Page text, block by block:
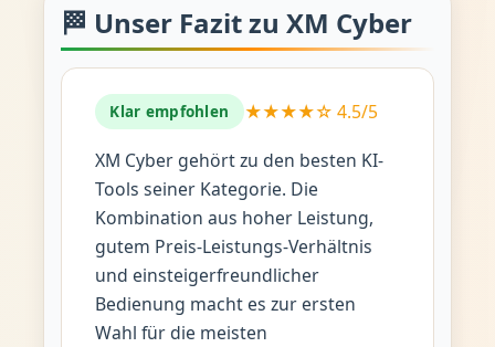
🏁 Unser Fazit zu XM Cyber
Klar empfohlen ★★★★☆ 4.5/5
XM Cyber gehört zu den besten KI-
Tools seiner Kategorie. Die
Kombination aus hoher Leistung,
gutem Preis-Leistungs-Verhältnis
und einsteigerfreundlicher
Bedienung macht es zur ersten
Wahl für die meisten